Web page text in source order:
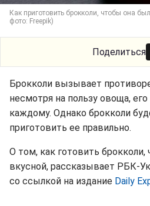
Как приготовить брокколи, чтобы она
фото: Freepik)
Поделиться
Брокколи вызывает
несмотря на пользу овоща,
каждому. Однако брокколи
приготовить ее правильно.
О том, как готовить
вкусной, рассказывает РБК-
со ссылкой на издание Daily